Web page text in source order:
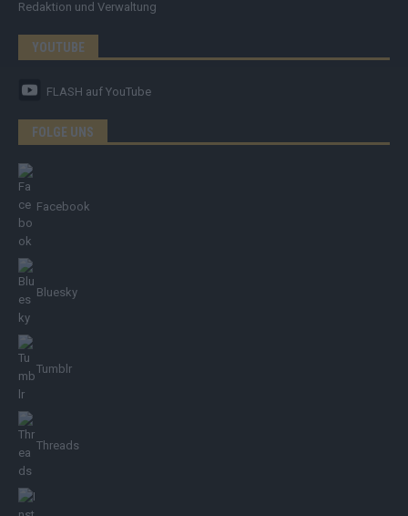
Redaktion und Verwaltung
YOUTUBE
FLASH auf YouTube
FOLGE UNS
Facebook
Bluesky
Tumblr
Threads